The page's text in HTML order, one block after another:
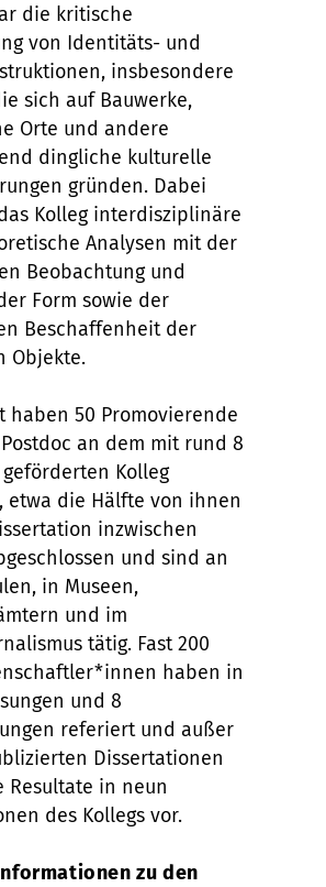
die kritische
von Identitäts- und
insbesondere
sich auf Bauwerke,
Orte und andere
dingliche kulturelle
gründen. Dabei
Kolleg interdisziplinäre
Analysen mit der
Beobachtung und
Form sowie der
Beschaffenheit der
Objekte.
haben 50 Promovierende
an dem mit rund 8
geförderten Kolleg
etwa die Hälfte von ihnen
inzwischen
und sind an
in Museen,
und im
tätig. Fast 200
haben in
und 8
referiert und außer
Dissertationen
Resultate in neun
des Kollegs vor.
zu den